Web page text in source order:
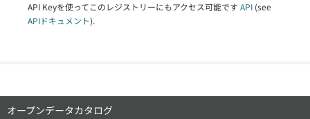
API Keyを使ってこのレジストリーにもアクセス可能です API (see
APIドキュメント).
オープンデータカタログ